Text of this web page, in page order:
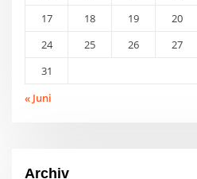
17
18 19 20
24
25 26 27
31
« Juni
Archiv